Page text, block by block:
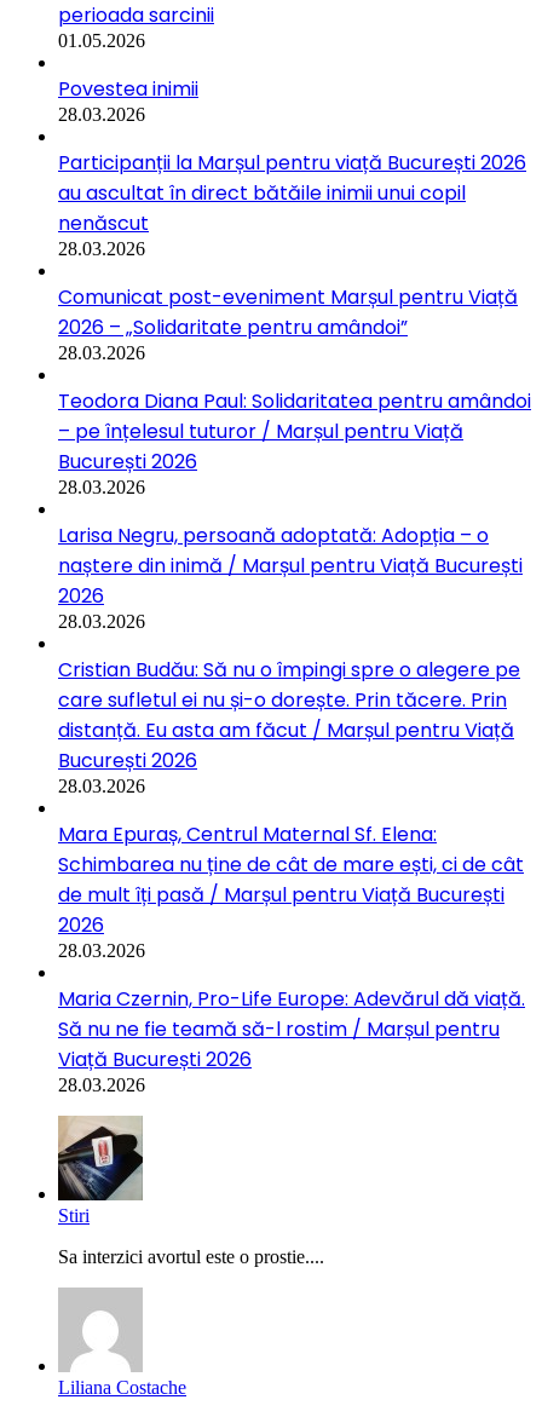
perioada sarcinii
01.05.2026
Povestea inimii
28.03.2026
Participanții la Marșul pentru viață București 2026
au ascultat în direct bătăile inimii unui copil
nenăscut
28.03.2026
Comunicat post-eveniment Marșul pentru Viață
2026 – „Solidaritate pentru amândoi”
28.03.2026
Teodora Diana Paul: Solidaritatea pentru amândoi
– pe înțelesul tuturor / Marșul pentru Viață
București 2026
28.03.2026
Larisa Negru, persoană adoptată: Adopția – o
naștere din inimă / Marșul pentru Viață București
2026
28.03.2026
Cristian Budău: Să nu o împingi spre o alegere pe
care sufletul ei nu și-o dorește. Prin tăcere. Prin
distanță. Eu asta am făcut / Marșul pentru Viață
București 2026
28.03.2026
Mara Epuraș, Centrul Maternal Sf. Elena:
Schimbarea nu ține de cât de mare ești, ci de cât
de mult îți pasă / Marșul pentru Viață București
2026
28.03.2026
Maria Czernin, Pro-Life Europe: Adevărul dă viață.
Să nu ne fie teamă să-l rostim / Marșul pentru
Viață București 2026
28.03.2026
Stiri
Sa interzici avortul este o prostie....
Liliana Costache